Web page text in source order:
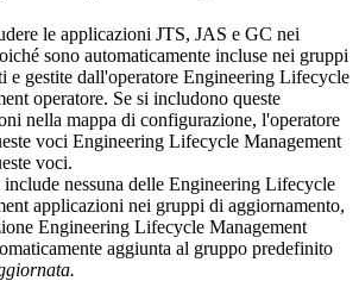
le applicazioni JTS, JAS e GC nei
sono automaticamente incluse nei gruppi
e gestite dall'operatore Engineering Lifecycle
operatore. Se si includono queste
nella mappa di configurazione, l'operatore
voci Engineering Lifecycle Management
voci.
include nessuna delle Engineering Lifecycle
applicazioni nei gruppi di aggiornamento,
Engineering Lifecycle Management
aggiunta al gruppo predefinito